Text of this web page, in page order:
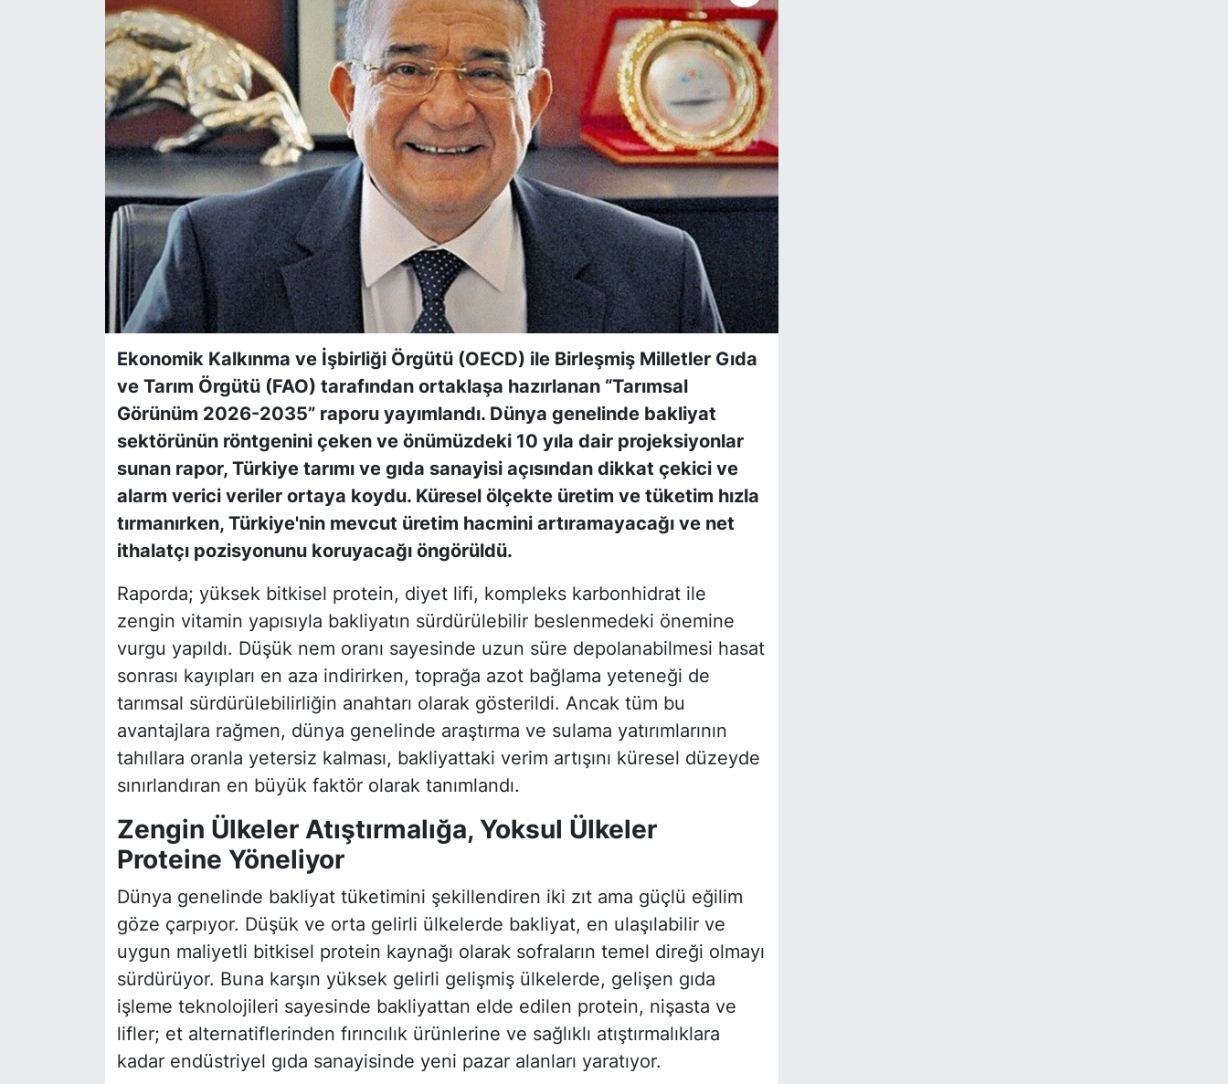
Ekonomik Kalkınma ve İşbirliği Örgütü (OECD) ile Birleşmiş Milletler Gıda
ve Tarım Örgütü (FAO) tarafından ortaklaşa hazırlanan “Tarımsal
Görünüm 2026-2035” raporu yayımlandı. Dünya genelinde bakliyat
sektörünün röntgenini çeken ve önümüzdeki 10 yıla dair projeksiyonlar
sunan rapor, Türkiye tarımı ve gıda sanayisi açısından dikkat çekici ve
alarm verici veriler ortaya koydu. Küresel ölçekte üretim ve tüketim hızla
tırmanırken, Türkiye'nin mevcut üretim hacmini artıramayacağı ve net
ithalatçı pozisyonunu koruyacağı öngörüldü.
Raporda; yüksek bitkisel protein, diyet lifi, kompleks karbonhidrat ile
zengin vitamin yapısıyla bakliyatın sürdürülebilir beslenmedeki önemine
vurgu yapıldı. Düşük nem oranı sayesinde uzun süre depolanabilmesi hasat
sonrası kayıpları en aza indirirken, toprağa azot bağlama yeteneği de
tarımsal sürdürülebilirliğin anahtarı olarak gösterildi. Ancak tüm bu
avantajlara rağmen, dünya genelinde araştırma ve sulama yatırımlarının
tahıllara oranla yetersiz kalması, bakliyattaki verim artışını küresel düzeyde
sınırlandıran en büyük faktör olarak tanımlandı.
Zengin Ülkeler Atıştırmalığa, Yoksul Ülkeler
Proteine Yöneliyor
Dünya genelinde bakliyat tüketimini şekillendiren iki zıt ama güçlü eğilim
göze çarpıyor. Düşük ve orta gelirli ülkelerde bakliyat, en ulaşılabilir ve
uygun maliyetli bitkisel protein kaynağı olarak sofraların temel direği olmayı
sürdürüyor. Buna karşın yüksek gelirli gelişmiş ülkelerde, gelişen gıda
işleme teknolojileri sayesinde bakliyattan elde edilen protein, nişasta ve
lifler; et alternatiflerinden fırıncılık ürünlerine ve sağlıklı atıştırmalıklara
kadar endüstriyel gıda sanayisinde yeni pazar alanları yaratıyor.
Siyaset
YEREL HABER
Haberde insan
Tanıtım